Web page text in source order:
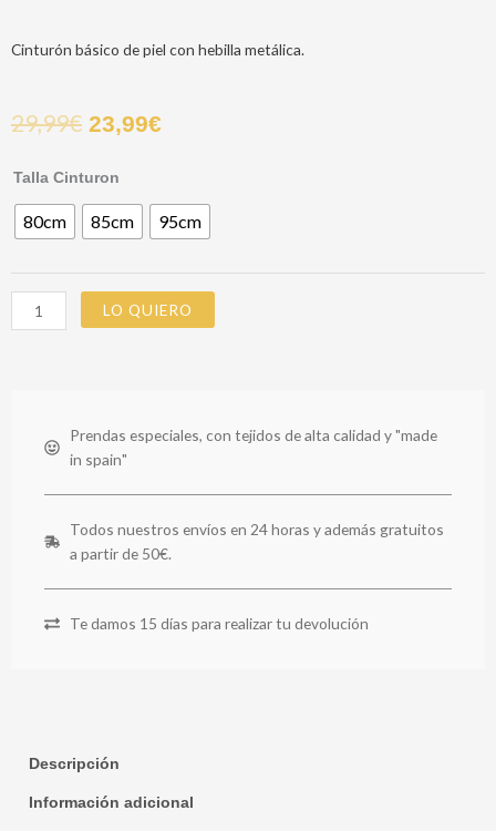
Cinturón básico de piel con hebilla metálica.
29,99€ 23,99€
Talla Cinturon
80cm 85cm 95cm
CINTURON
MARRON
LO QUIERO
Prendas especiales, con tejidos de alta calidad y "made
in spain"
Todos nuestros envíos en 24 horas y además gratuitos
a partir de 50€.
Te damos 15 días para realizar tu devolución
Descripción
Información adicional